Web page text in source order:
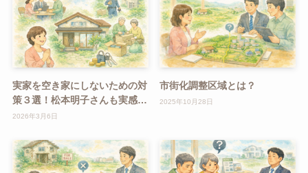
実家を空き家にしないための対
策３選！松本明子さんも実感し
た「早めの対策」の重要性
2026年3月6日
市街化調整区域とは？
2025年10月28日